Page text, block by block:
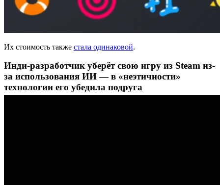
Их стоимость также стала одинаковой.
Инди-разработчик уберёт свою игру из Steam из-
за использования ИИ — в «неэтичности»
технологии его убедила подруга